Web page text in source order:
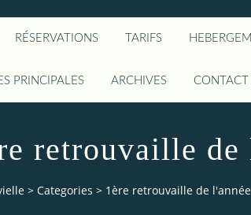
RÉSERVATIONS TARIFS
PRINCIPALES ARCHIVES CONTACT
retrouvaille de
> Categories > 1ère retrouvaille de l'année